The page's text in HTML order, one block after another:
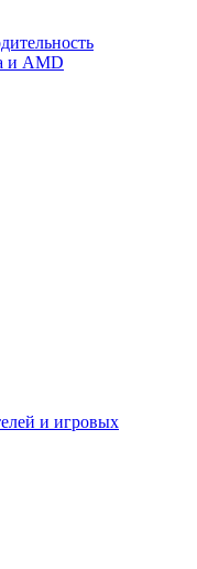
и AMD
и игровых